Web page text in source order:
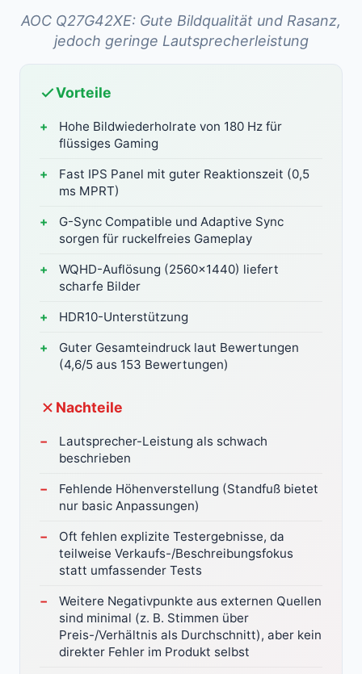
AOC Q27G42XE: Gute Bildqualität und Rasanz,
jedoch geringe Lautsprecherleistung
Vorteile
Hohe Bildwiederholrate von 180 Hz für
flüssiges Gaming
Fast IPS Panel mit guter Reaktionszeit (0,5
ms MPRT)
G-Sync Compatible und Adaptive Sync
sorgen für ruckelfreies Gameplay
WQHD-Auflösung (2560x1440) liefert
scharfe Bilder
HDR10-Unterstützung
Guter Gesamteindruck laut Bewertungen
(4,6/5 aus 153 Bewertungen)
Nachteile
Lautsprecher-Leistung als schwach
beschrieben
Fehlende Höhenverstellung (Standfuß bietet
nur basic Anpassungen)
Oft fehlen explizite Testergebnisse, da
teilweise Verkaufs-/Beschreibungsfokus
statt umfassender Tests
Weitere Negativpunkte aus externen Quellen
sind minimal (z. B. Stimmen über
Preis-/Verhältnis als Durchschnitt), aber kein
direkter Fehler im Produkt selbst